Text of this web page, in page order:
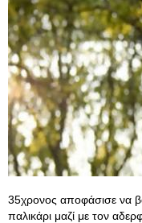
35χρονος αποφάσισε να
παλικάρι μαζί με τον